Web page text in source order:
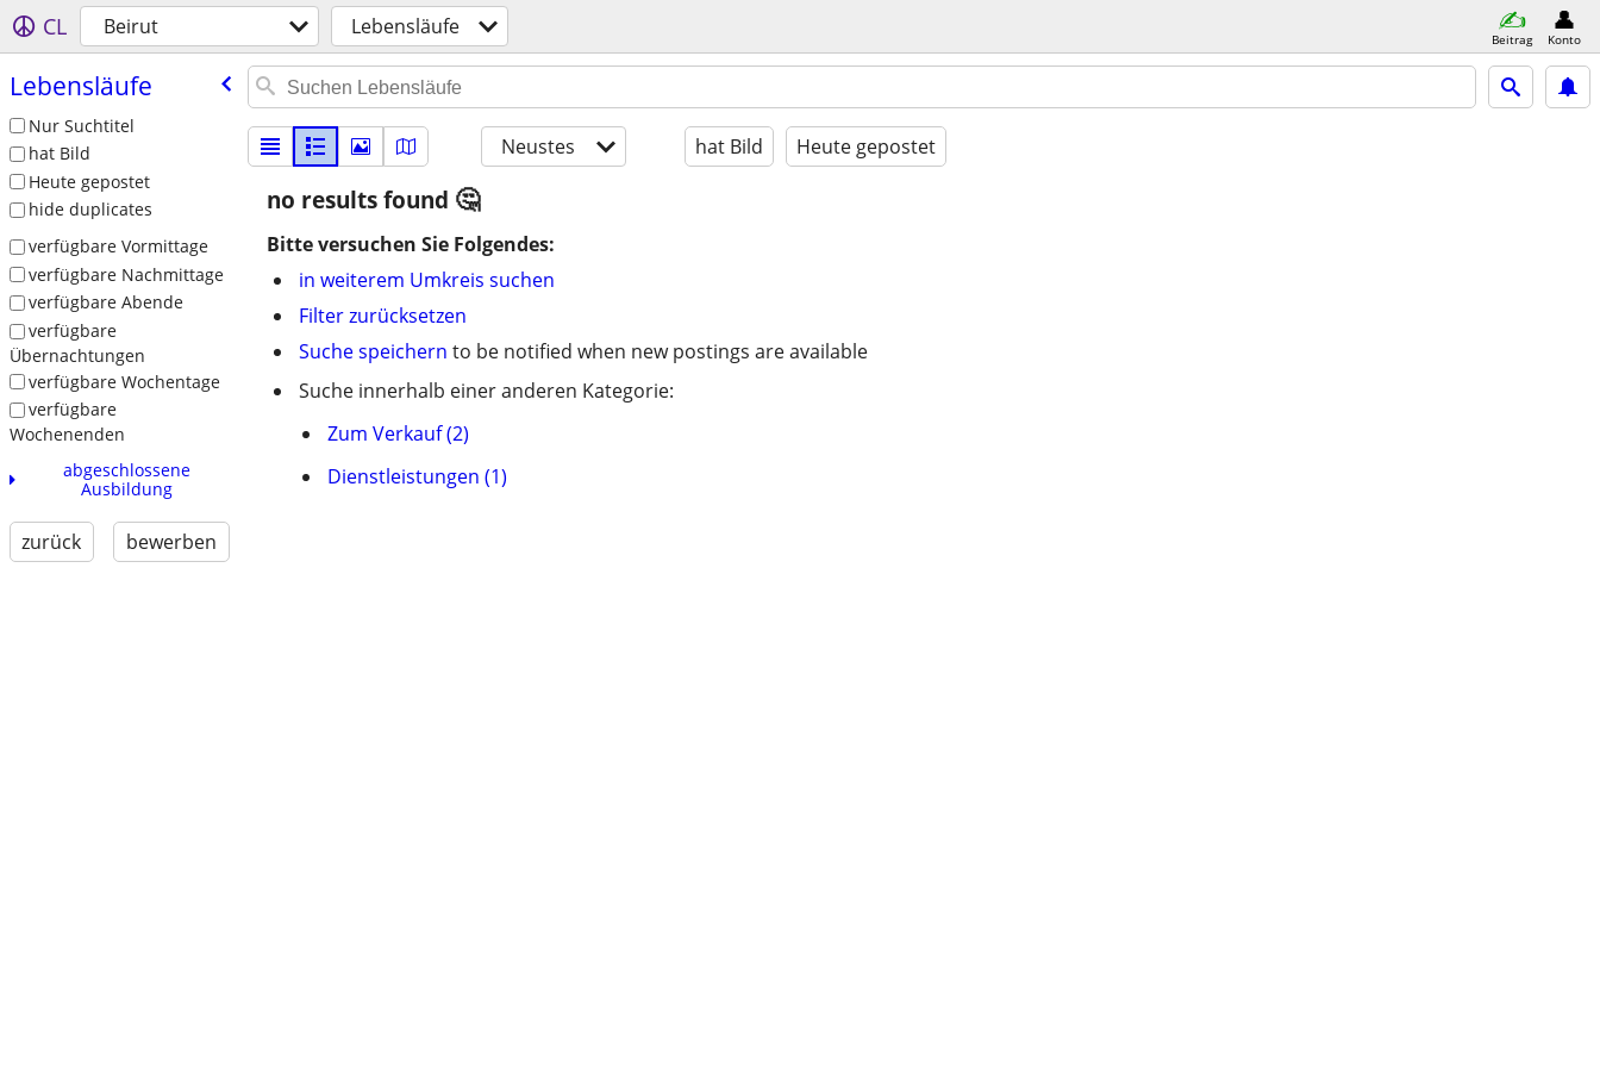
CL Beirut Lebensläufe Beitrag Konto
Lebensläufe
Nur Suchtitel
hat Bild
Heute gepostet
hide duplicates
verfügbare Vormittage
verfügbare Nachmittage
verfügbare Abende
verfügbare
Übernachtungen
verfügbare Wochentage
verfügbare
Wochenenden
abgeschlossene
Ausbildung
zurück bewerben
Neustes hat Bild Heute gepostet
no results found
Bitte versuchen Sie Folgendes:
in weiterem Umkreis suchen
Filter zurücksetzen
Suche speichern to be notified when new postings are available
Suche innerhalb einer anderen Kategorie:
Zum Verkauf (2)
Dienstleistungen (1)